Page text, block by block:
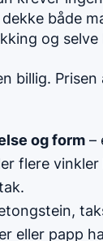
både
og
billig. Prisen
og form –
flere
eller papp